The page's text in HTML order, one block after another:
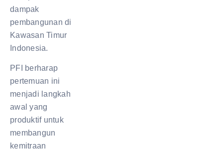
dampak
pembangunan di
Kawasan Timur
Indonesia.
PFI berharap
pertemuan ini
menjadi langkah
awal yang
produktif untuk
membangun
kemitraan